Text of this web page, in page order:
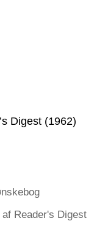
Digest (1962)
af Reader's Digest